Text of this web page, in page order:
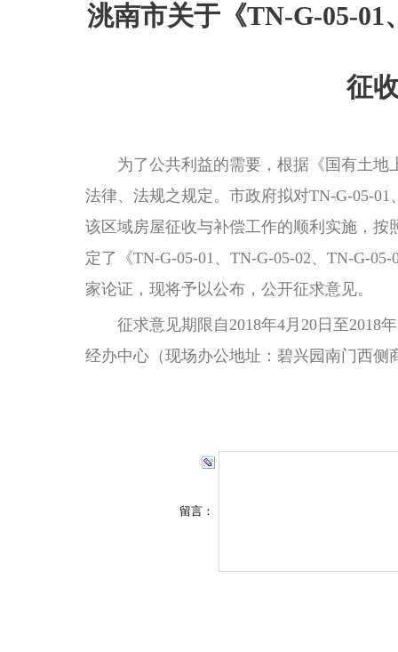
洮南市关于《TN-G-05-01
征
为了公共利益的需要，根据《国有土地
法律、法规之规定。市政府拟对TN-G-05-01
该区域房屋征收与补偿工作的顺利实施，
定了《TN-G-05-01、TN-G-05-02、TN-G-05-
家论证，现将予以公布，公开征求意见。
征求意见期限自2018年4月20日至2018
经办中心（现场办公地址：碧兴园南门西侧